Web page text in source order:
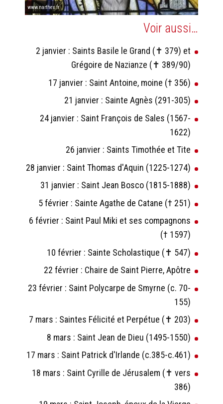
www.narthex.fr
Voir aussi…
2 janvier : Saints Basile le Grand (✝ 379) et
Grégoire de Nazianze (✝ 389/90)
17 janvier : Saint Antoine, moine († 356)
21 janvier : Sainte Agnès (291-305)
24 janvier : Saint François de Sales (1567-
1622)
26 janvier : Saints Timothée et Tite
28 janvier : Saint Thomas d'Aquin (1225-1274)
31 janvier : Saint Jean Bosco (1815-1888)
5 février : Sainte Agathe de Catane († 251)
6 février : Saint Paul Miki et ses compagnons
(† 1597)
10 février : Sainte Scholastique (✝ 547)
22 février : Chaire de Saint Pierre, Apôtre
23 février : Saint Polycarpe de Smyrne (c. 70-
155)
7 mars : Saintes Félicité et Perpétue (✝ 203)
8 mars : Saint Jean de Dieu (1495-1550)
17 mars : Saint Patrick d'Irlande (c.385-c.461)
18 mars : Saint Cyrille de Jérusalem (✝ vers
386)